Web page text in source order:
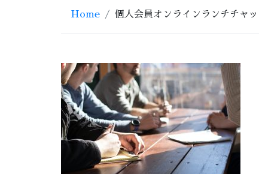
Home 個人会員オンラインランチチャッ